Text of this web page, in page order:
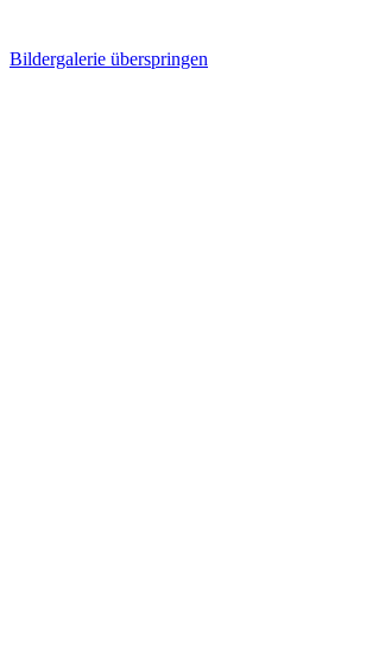
Bildergalerie überspringen